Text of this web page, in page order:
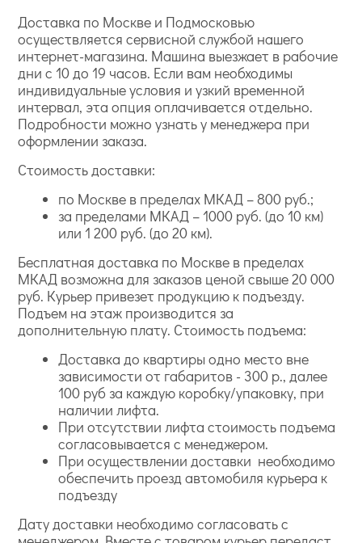
Доставка по Москве и Подмосковью
осуществляется сервисной службой нашего
интернет-магазина. Машина выезжает в рабочие
дни с 10 до 19 часов. Если вам необходимы
индивидуальные условия и узкий временной
интервал, эта опция оплачивается отдельно.
Подробности можно узнать у менеджера при
оформлении заказа.
Стоимость доставки:
по Москве в пределах МКАД – 800 руб.;
за пределами МКАД – 1000 руб. (до 10 км)
или 1 200 руб. (до 20 км).
Бесплатная доставка по Москве в пределах
МКАД возможна для заказов ценой свыше 20 000
руб. Курьер привезет продукцию к подъезду.
Подъем на этаж производится за
дополнительную плату. Стоимость подъема:
Доставка до квартиры одно место вне
зависимости от габаритов - 300 р., далее
100 руб за каждую коробку/упаковку, при
наличии лифта.
При отсутствии лифта стоимость подъема
согласовывается с менеджером.
При осуществлении доставки необходимо
обеспечить проезд автомобиля курьера к
подъезду
Дату доставки необходимо согласовать с